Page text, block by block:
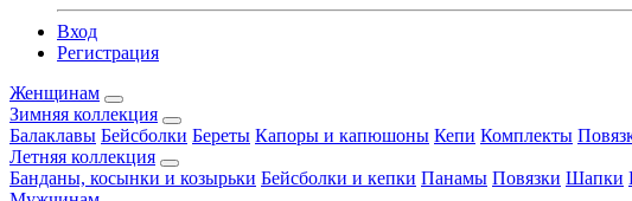
Вход
Регистрация
Женщинам
Зимняя коллекция
Балаклавы Бейсболки Береты Капоры и капюшоны Кепи Комплекты
Летняя коллекция
Банданы, косынки и козырьки Бейсболки и кепки Панамы Повязки Шапки